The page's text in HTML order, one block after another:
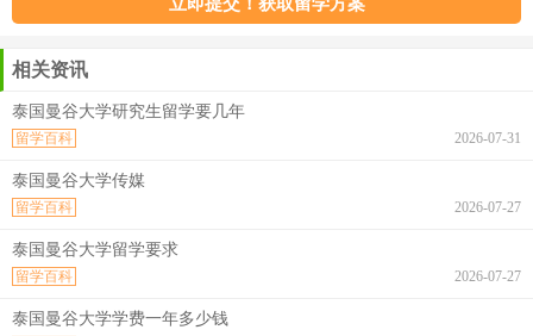
相关资讯
泰国曼谷大学研究生留学要几年
2026-07-31
留学百科
泰国曼谷大学传媒
2026-07-27
留学百科
泰国曼谷大学留学要求
2026-07-27
留学百科
泰国曼谷大学学费一年多少钱